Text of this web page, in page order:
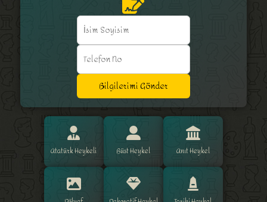
Bilgilerimi Gönder
Atatürk Heykeli Büst Heykel Anıt Heykel